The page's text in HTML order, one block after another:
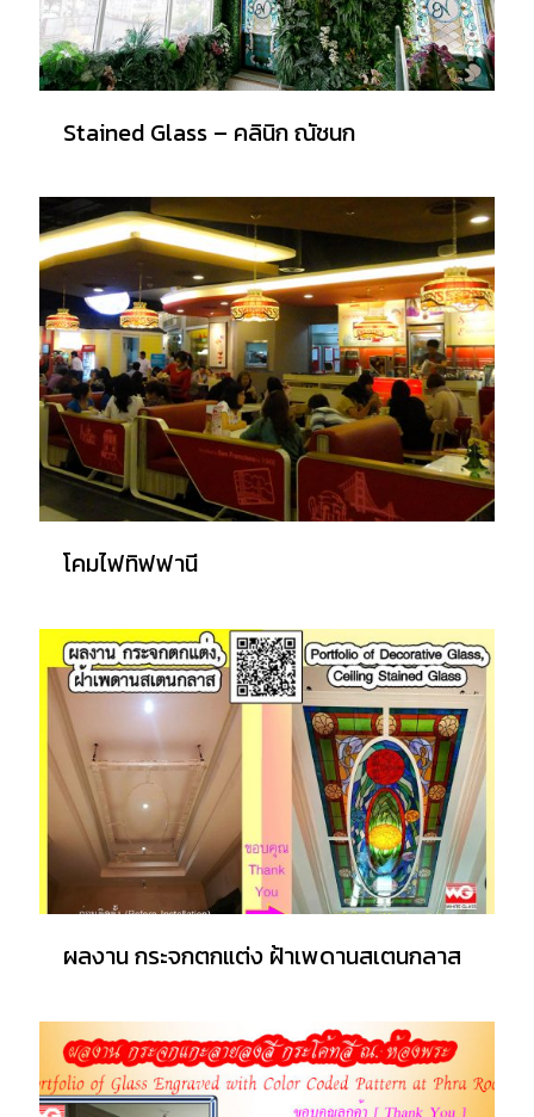
Stained Glass – คลินิก ณัชนก
โคมไฟทิฟฟานี
ผลงาน กระจกตกแต่ง ฝ้าเพดานสเตนกลาส